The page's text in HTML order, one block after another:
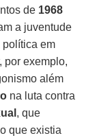
de 1968
a juventude
política em
por exemplo,
além
na luta contra
, que
que existia